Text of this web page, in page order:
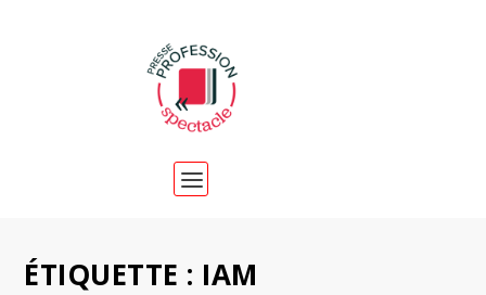
ÉTIQUETTE : IAM